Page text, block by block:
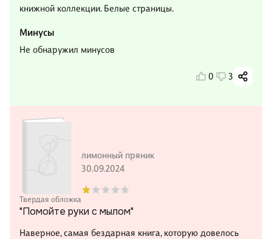
книжной коллекции. Белые страницы.
Минусы
Не обнаружил минусов
0 3
Твердая обложка
лимонный пряник
30.09.2024
"Помойте руки с мылом"
Наверное, самая бездарная книга, которую довелось